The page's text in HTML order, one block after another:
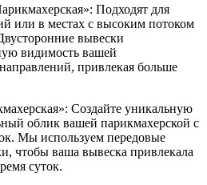
Подходят для
или в местах с высоким потоком
вывески
видимость вашей
привлекая больше
Создайте уникальную
облик вашей парикмахерской с
Мы используем передовые
чтобы ваша вывеска привлекала
суток.